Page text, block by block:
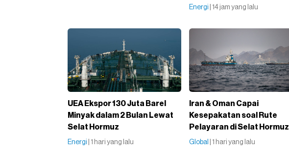
Energi | 14 jam yang lalu
UEA Ekspor 130 Juta Barel
Minyak dalam 2 Bulan Lewat
Selat Hormuz
Energi | 1 hari yang lalu
Iran & Oman Capai
Kesepakatan soal Rute
Pelayaran di Selat Hormuz
Global | 1 hari yang lalu